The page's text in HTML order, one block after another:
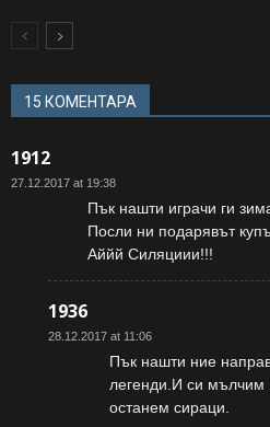
15 КОМЕНТАРА
1912
27.12.2017 at 19:38
Пък нашти играчи ги
Посли ни подарявът
Аййй Силяциии!!!
1936
28.12.2017 at 11:06
Пък нашти ние
легенди.И си мълчим
останем сираци.